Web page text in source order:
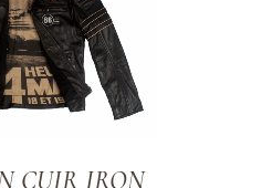
CUIR IRON